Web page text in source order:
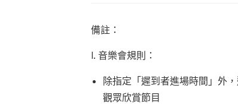
備註：
I. 音樂會規則：
除指定「遲到者進場時間」外
觀眾欣賞節目